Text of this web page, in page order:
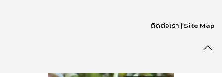
ติดต่อเรา | Site Map